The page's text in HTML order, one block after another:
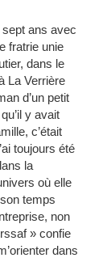
sept ans avec
fratrie unie
dans le
La Verrière
d’un petit
y avait
c’était
toujours été
la
où elle
temps
non
» confie
dans